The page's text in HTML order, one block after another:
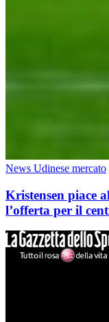
News Udinese mercato
Kristensen piace
l’offerta per il